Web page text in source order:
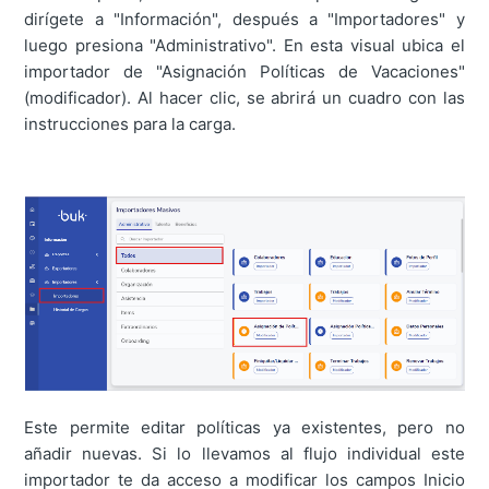
dirígete a "Información", después a "Importadores" y
luego presiona "Administrativo". En esta visual ubica el
importador de "Asignación Políticas de Vacaciones"
(modificador). Al hacer clic, se abrirá un cuadro con las
instrucciones para la carga.
Este permite editar políticas ya existentes, pero no
añadir nuevas. Si lo llevamos al flujo individual este
importador te da acceso a modificar los campos Inicio